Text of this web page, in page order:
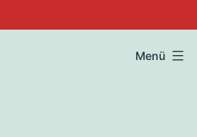
Menü